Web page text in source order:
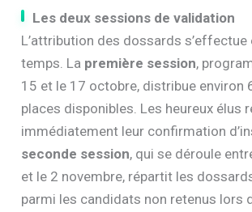
Les deux sessions de validation
L’attribution des dossards s’effectue
temps. La première session,
15 et le 17 octobre, distribue environ
places disponibles. Les heureux élus
immédiatement leur confirmation
seconde session, qui se déroule
et le 2 novembre, répartit les
parmi les candidats non retenus lors